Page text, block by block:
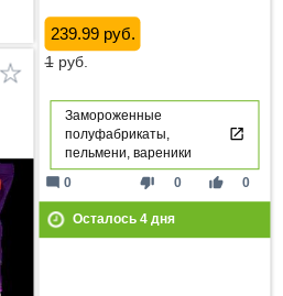
239.99 руб.
1руб.
Замороженные
полуфабрикаты,
пельмени, вареники
thumb_down 0 thumb_up 0
mode_comment 0
Осталось 4дня